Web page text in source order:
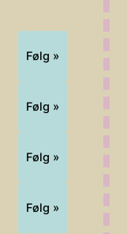
Følg »
Følg »
Følg »
Følg »